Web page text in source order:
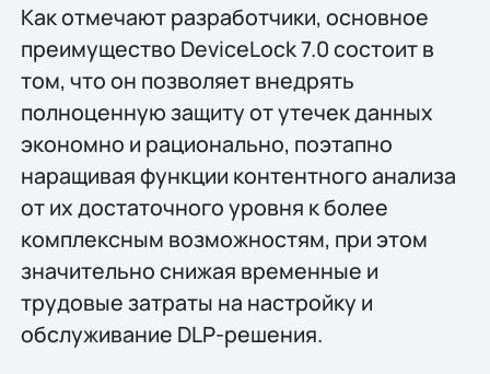
Как отмечают разработчики, основное
преимущество DeviceLock 7.0 состоит в
том, что он позволяет внедрять
полноценную защиту от утечек данных
экономно и рационально, поэтапно
наращивая функции контентного анализа
от их достаточного уровня к более
комплексным возможностям, при этом
значительно снижая временные и
трудовые затраты на настройку и
обслуживание DLP-решения.